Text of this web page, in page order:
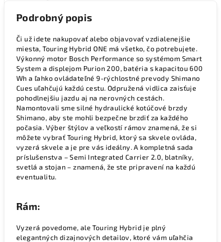
Podrobný popis
Či už idete nakupovať alebo objavovať vzdialenejšie
miesta, Touring Hybrid ONE má všetko, čo potrebujete.
Výkonný motor Bosch Performance so systémom Smart
System a displejom Purion 200, batéria s kapacitou 600
Wh a ľahko ovládateľné 9-rýchlostné prevody Shimano
Cues uľahčujú každú cestu. Odpružená vidlica zaisťuje
pohodlnejšiu jazdu aj na nerovných cestách.
Namontovali sme silné hydraulické kotúčové brzdy
Shimano, aby ste mohli bezpečne brzdiť za každého
počasia. Výber štýlov a veľkostí rámov znamená, že si
môžete vybrať Touring Hybrid, ktorý sa skvele ovláda,
vyzerá skvele a je pre vás ideálny. A kompletná sada
príslušenstva – Semi Integrated Carrier 2.0, blatníky,
svetlá a stojan – znamená, že ste pripravení na každú
eventualitu.
Rám:
Vyzerá povedome, ale Touring Hybrid je plný
elegantných dizajnových detailov, ktoré vám uľahčia